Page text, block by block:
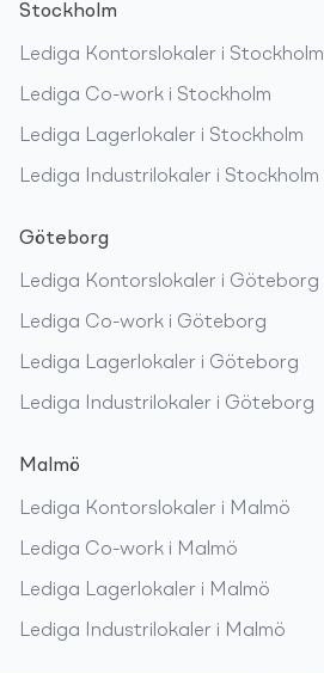
Stockholm
Lediga Kontorslokaler i Stockholm
Lediga Co-work i Stockholm
Lediga Lagerlokaler i Stockholm
Lediga Industrilokaler i Stockholm
Göteborg
Lediga Kontorslokaler i Göteborg
Lediga Co-work i Göteborg
Lediga Lagerlokaler i Göteborg
Lediga Industrilokaler i Göteborg
Malmö
Lediga Kontorslokaler i Malmö
Lediga Co-work i Malmö
Lediga Lagerlokaler i Malmö
Lediga Industrilokaler i Malmö